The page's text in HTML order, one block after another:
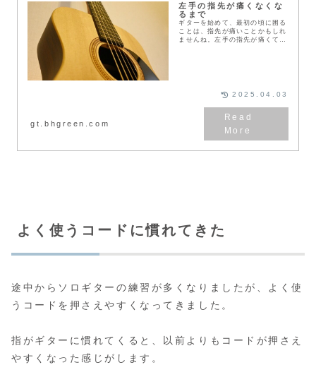
左手の指先が痛くなくな
るまで
ギターを始めて、最初の頃に困る
ことは、指先が痛いことかもしれ
ませんね。左手の指先が痛くて、
gt.bhgreen.com
2025.04.03
よく使うコードに慣れてきた
途中からソロギターの練習が多くなりましたが、よく使
うコードを押さえやすくなってきました。
指がギターに慣れてくると、以前よりもコードが押さえ
やすくなった感じがします。